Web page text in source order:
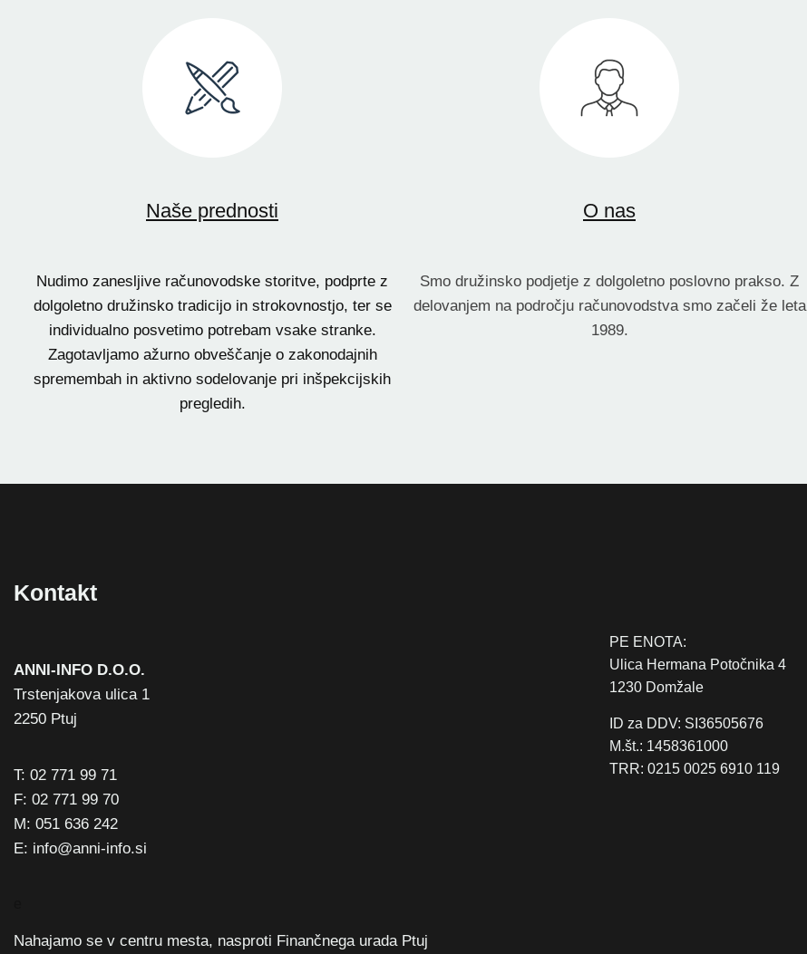
Naše prednosti
Nudimo zanesljive računovodske storitve, podprte z
dolgoletno družinsko tradicijo in strokovnostjo, ter se
individualno posvetimo potrebam vsake stranke.
Zagotavljamo ažurno obveščanje o zakonodajnih
spremembah in aktivno sodelovanje pri inšpekcijskih
pregledih.
O nas
Smo družinsko podjetje z dolgoletno poslovno prakso. Z
delovanjem na področju računovodstva smo začeli že leta
1989.
Kontakt
ANNI-INFO D.O.O.
Trstenjakova ulica 1
2250 Ptuj
T: 02 771 99 71
F: 02 771 99 70
M: 051 636 242
E: info@anni-info.si
Nahajamo se v centru mesta, nasproti Finančnega urada Ptuj
PE ENOTA:
Ulica Hermana Potočnika 4
1230 Domžale
ID za DDV: SI36505676
M.št.: 1458361000
TRR: 0215 0025 6910 119